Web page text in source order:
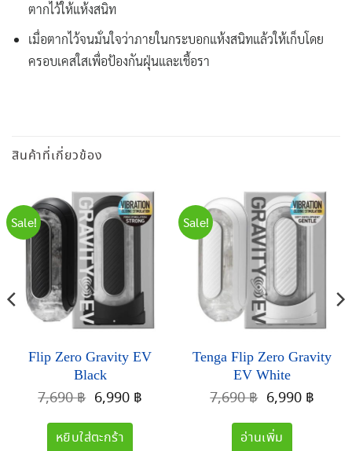
ตากไว้ให้แห้งสนิท
เมื่อตากไว้จนมั่นใจว่าภายในกระบอกแห้งสนิทแล้วให้เก็บโดย
ครอบเคสใสเพื่อป้องกันฝุ่นและเชื้อรา
สินค้าที่เกี่ยวข้อง
Sale!
Flip Zero Gravity EV
Black
7,690฿ Original
was:
7,690 ฿.
6,990 ฿Current
หยิบใส่ตะกร้า
Sale!
Tenga Flip Zero Gravity
EV White
7,690฿ Original
was:
7,690 ฿.
6,990 ฿
อ่านเพิ่ม